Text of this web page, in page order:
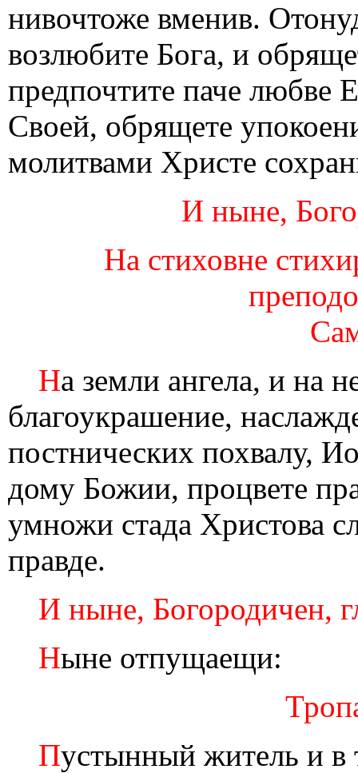
нивочтоже вменив.
возлюбите Бога, и
предпочтите паче любве
Своей, обрящете
молитвами Христе
И ныне,
На стиховне
На земли ангела, и на
благоукрашение,
постнических похвалу,
дому Божии, процвете
умножи стада Христова
правде.
И ныне, Богородичен,
Ныне отпущаещи:
Пустынный житель и в